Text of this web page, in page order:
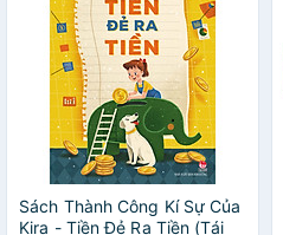
Sách Thành Công Kí Sự Của
Kira - Tiền Đẻ Ra Tiền (Tái